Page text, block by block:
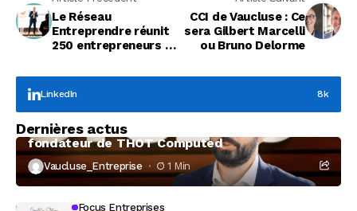
Le Réseau
Entreprendre réunit
250 entrepreneurs au
CCI de Vaucluse : Ce
sera Gilbert Marcelli
ou Bruno Delorme
LinkedIn 8k
Dernières actus
À la rencontre de Christophe Coeffier, dirigeant
fondateur de THOT Computed
Vaucluse_Entreprise 1 Min
Focus Entreprises